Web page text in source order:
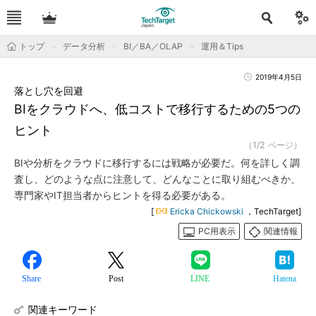
トップ データ分析 BI／BA／OLAP 運用＆Tips
2019年4月5日
BIをクラウドへ、低コストで移行するための5つの
ヒント
落とし穴を回避
（1/2 ページ）
BIや分析をクラウドに移行するには戦略が必要だ。何を詳しく調
査し、どのような点に注意して、どんなことに取り組むべきか、
専門家やIT担当者からヒントを得る必要がある。
[ Ericka Chickowski ，TechTarget]
PC用表示
関連情報
Share Post LINE Hatena
関連キーワード